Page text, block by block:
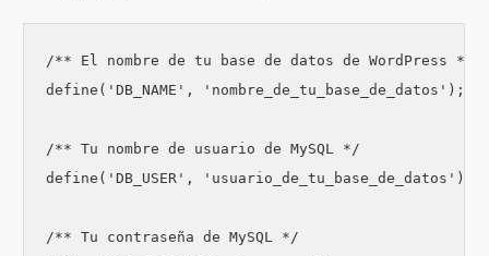
/** El nombre de tu base de datos de WordPress */
define('DB_NAME', 'nombre_de_tu_base_de_datos');
/** Tu nombre de usuario de MySQL */
define('DB_USER', 'usuario_de_tu_base_de_datos');
/** Tu contraseña de MySQL */